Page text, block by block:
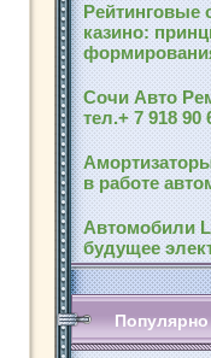
Рейтинговые
казино:
Сочи Авто
тел.+ 7 918 90
в работе
Автомобили
будущее